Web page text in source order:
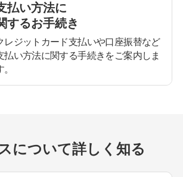
払い方法に
するお手続き
レジットカード支払いや口座振替など
払い方法に関する手続きをご案内しま
。
について詳しく知る